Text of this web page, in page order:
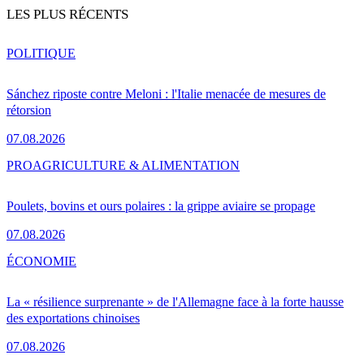
LES PLUS RÉCENTS
Sánchez riposte contre Meloni : l'Italie menacée de mesures de
rétorsion
07.08.2026
POLITIQUE
Poulets, bovins et ours polaires : la grippe aviaire se propage
07.08.2026
PROAGRICULTURE & ALIMENTATION
La « résilience surprenante » de l'Allemagne face à la forte hausse
des exportations chinoises
07.08.2026
ÉCONOMIE